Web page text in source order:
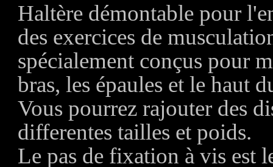
Haltère démontable pour
des exercices de
spécialement conçus pour
bras, les épaules et le haut
Vous pourrez rajouter des
differentes tailles et poids.
Le pas de fixation à vis est